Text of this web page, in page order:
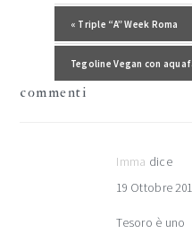
Post precedente:
« Triple “A” Week Roma
Post successivo:
Tegoline Vegan con
lettore
commenti
Imma dice
19 Ottobre
Tesoro è uno